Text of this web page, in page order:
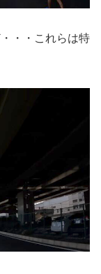
・・これらは特